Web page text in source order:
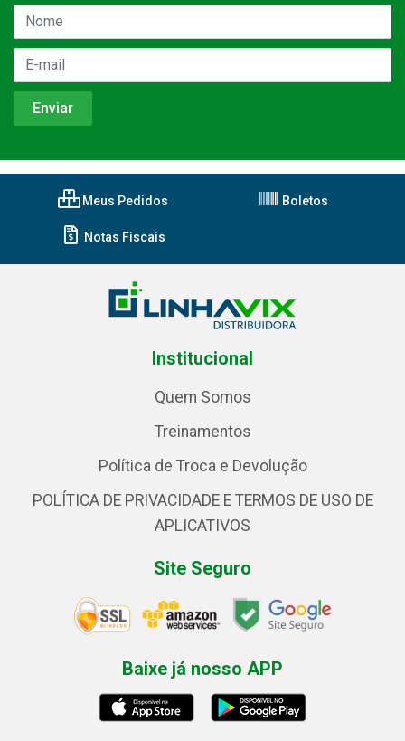
Meus Pedidos Boletos
Notas Fiscais
Institucional
Quem Somos
Treinamentos
Política de Troca e Devolução
POLÍTICA DE PRIVACIDADE E TERMOS DE USO DE
APLICATIVOS
Site Seguro
Baixe já nosso APP